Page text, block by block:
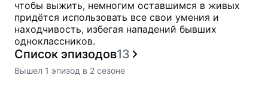
чтобы выжить, немногим оставшимся в живых
придётся использовать все свои умения и
находчивость, избегая нападений бывших
одноклассников.
Список эпизодов13
Вышел 1 эпизод в 2 сезоне